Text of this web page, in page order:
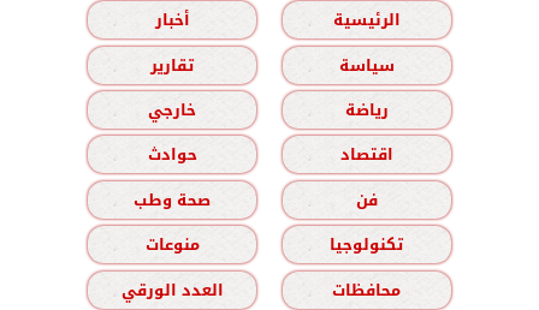
الرئيسية
أخبار
سياسة
تقارير
رياضة
خارجي
اقتصاد
حوادث
فن
صحة وطب
تكنولوجيا
منوعات
محافظات
العدد الورقي